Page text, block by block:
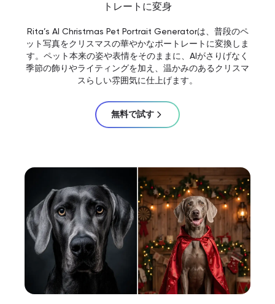
トレートに変身
Rita’s AI Christmas Pet Portrait Generatorは、普段のペ
ット写真をクリスマスの華やかなポートレートに変換しま
す。ペット本来の姿や表情をそのままに、AIがさりげなく
季節の飾りやライティングを加え、温かみのあるクリスマ
スらしい雰囲気に仕上げます。
無料で試す